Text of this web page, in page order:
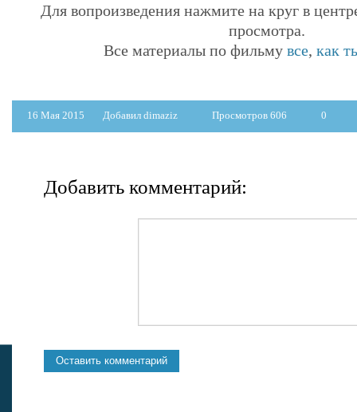
Для вопроизведения нажмите на круг в
просмотра.
Все материалы по фильму все, как
16 Мая 2015 Добавил dimaziz Просмотров 606 0
Добавить комментарий: